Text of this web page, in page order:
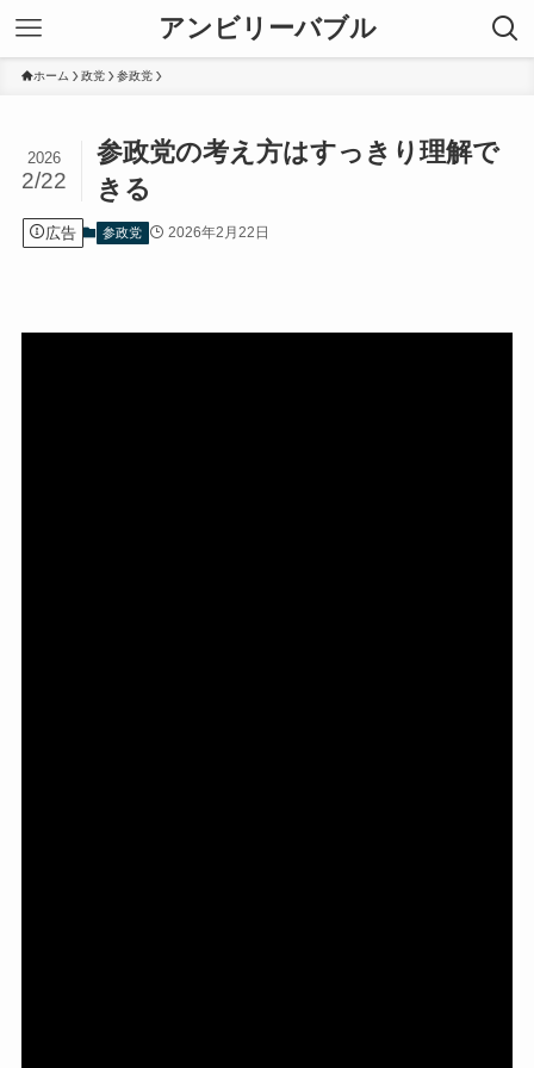
アンビリーバブル
ホーム 政党 参政党
参政党の考え方はすっきり理解で
きる
2026
2/22
広告 参政党 2026年2月22日